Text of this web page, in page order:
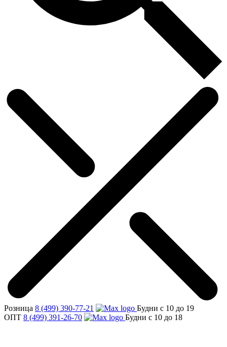
Розница 8 (499) 390-77-21
Будни с 10 до 19
ОПТ 8 (499) 391-26-70 Будни с 10 до 18